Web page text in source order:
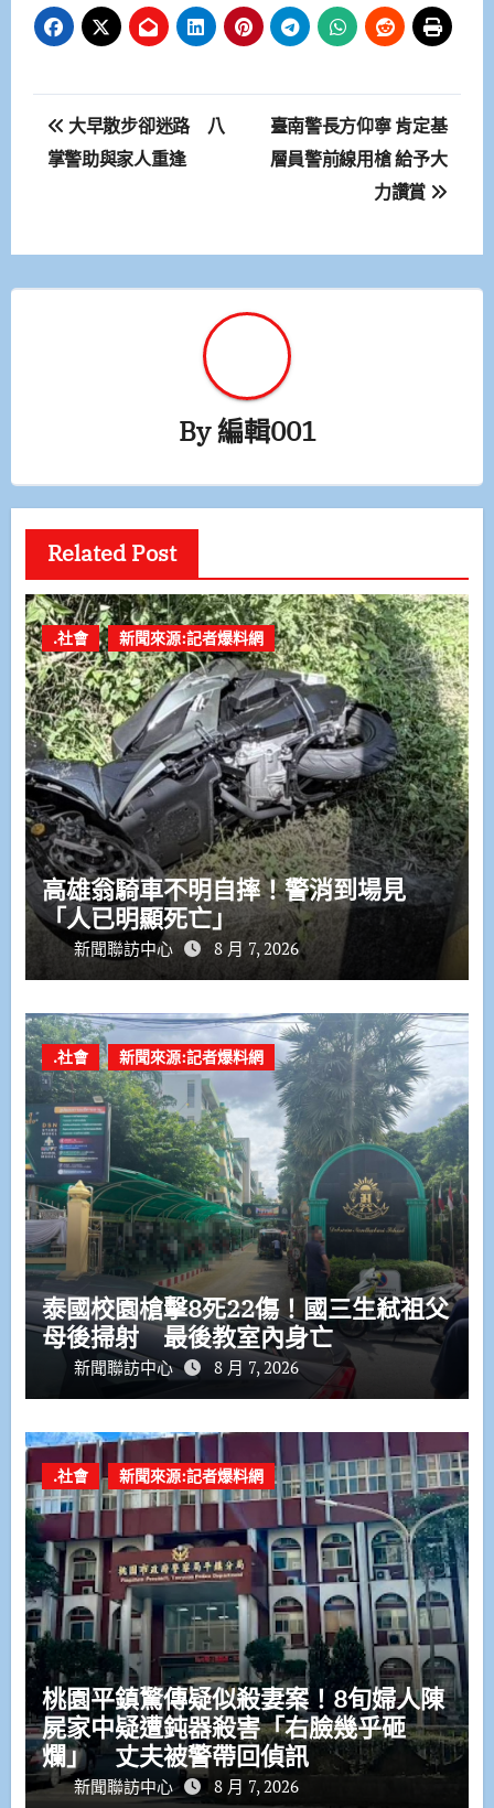
文
章
覽
大早散步卻迷路 八
掌警助與家人重逢
臺南警長方仰寧 肯定基
層員警前線用槍 給予大
力讚賞
By編輯001
Related Post
.社會 新聞來源:記者爆料網
高雄翁騎車不明自摔！警消到場見
「人已明顯死亡」
新聞聯訪中心 8 月 7, 2026
.社會 新聞來源:記者爆料網
泰國校園槍擊8死22傷！國三生弒祖父
母後掃射 最後教室內身亡
新聞聯訪中心 8 月 7, 2026
.社會 新聞來源:記者爆料網
桃園平鎮驚傳疑似殺妻案！8旬婦人陳
屍家中疑遭鈍器殺害「右臉幾乎砸
爛」 丈夫被警帶回偵訊
新聞聯訪中心 8 月 7, 2026